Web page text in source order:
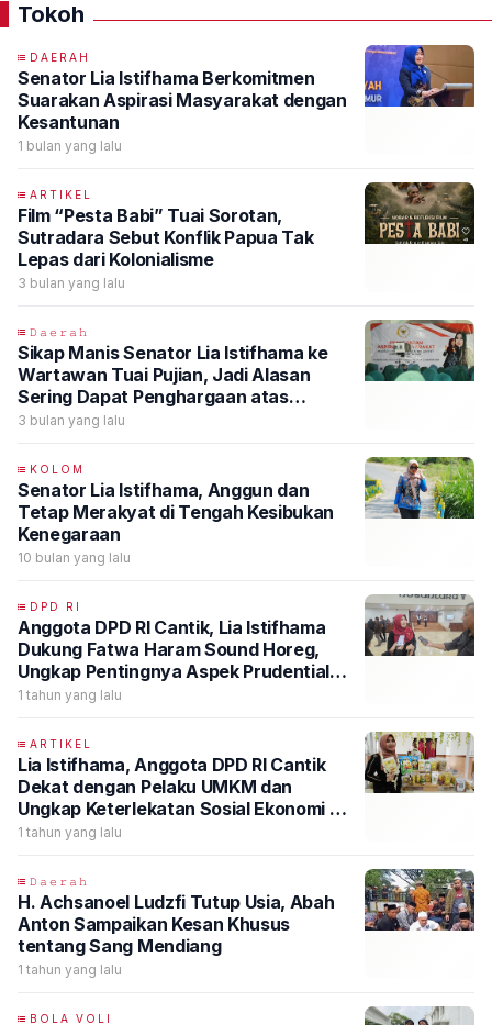
Tokoh
DAERAH
Senator Lia Istifhama Berkomitmen
Suarakan Aspirasi Masyarakat dengan
Kesantunan
1 bulan yang lalu
ARTIKEL
Film “Pesta Babi” Tuai Sorotan,
Sutradara Sebut Konflik Papua Tak
Lepas dari Kolonialisme
3 bulan yang lalu
𝙳𝚊𝚎𝚛𝚊𝚑
Sikap Manis Senator Lia Istifhama ke
Wartawan Tuai Pujian, Jadi Alasan
Sering Dapat Penghargaan atas
Kinerja dan Tanpa Sekat
3 bulan yang lalu
KOLOM
Senator Lia Istifhama, Anggun dan
Tetap Merakyat di Tengah Kesibukan
Kenegaraan
10 bulan yang lalu
DPD RI
Anggota DPD RI Cantik, Lia Istifhama
Dukung Fatwa Haram Sound Horeg,
Ungkap Pentingnya Aspek Prudential
bagi Pelaku Usaha
1 tahun yang lalu
ARTIKEL
Lia Istifhama, Anggota DPD RI Cantik
Dekat dengan Pelaku UMKM dan
Ungkap Keterlekatan Sosial Ekonomi di
Masyarakat
1 tahun yang lalu
𝙳𝚊𝚎𝚛𝚊𝚑
H. Achsanoel Ludzfi Tutup Usia, Abah
Anton Sampaikan Kesan Khusus
tentang Sang Mendiang
1 tahun yang lalu
BOLA VOLI